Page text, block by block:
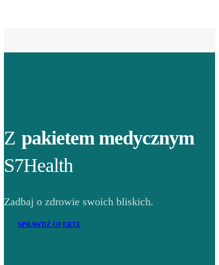
Z pakietem medycznym
S7Health
Zadbaj o zdrowie swoich bliskich.
SPRAWDŹ OFERTĘ